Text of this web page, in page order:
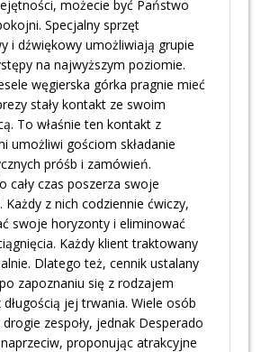
możecie być Państwo
Specjalny sprzęt
i dźwiękowy umożliwiają grupie
na najwyższym poziomie.
węgierska górka pragnie mieć
stały kontakt ze swoim
To właśnie ten kontakt z
umożliwi gościom składanie
próśb i zamówień.
cały czas poszerza swoje
z nich codziennie ćwiczy,
swoje horyzonty i eliminować
Każdy klient traktowany
Dlatego też, cennik ustalany
zapoznaniu się z rodzajem
jej trwania. Wiele osób
zespoły, jednak Desperado
proponując atrakcyjne